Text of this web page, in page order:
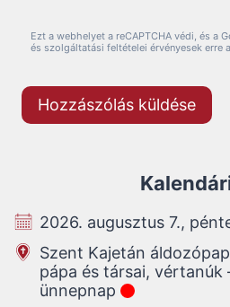
Ezt a webhelyet a reCAPTCHA védi, és a
és szolgáltatási feltételei érvényesek erre
2026. augusztus 7.,
Szent Kajetán
pápa és társai, vértanúk
ünnepnap